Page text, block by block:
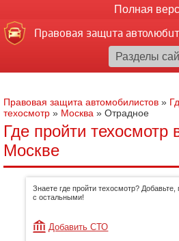
Полная
Правовая защита
Правовая защита автомобилистов »
техосмотр » Москва » Отрадное
Где пройти
Москве
Знаете где пройти техосмотр?
с остальными!
Добавить СТО